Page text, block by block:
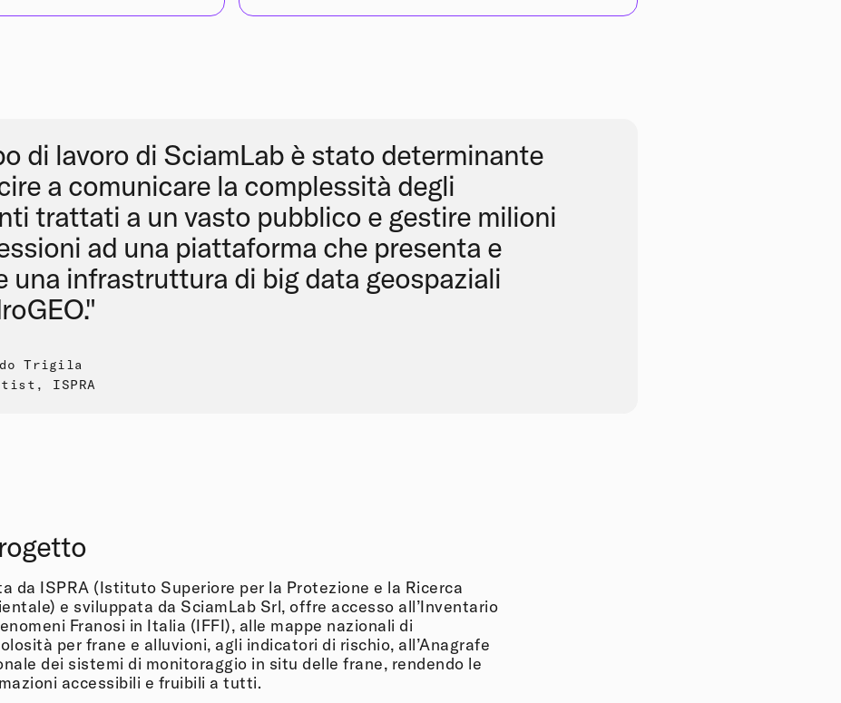
di lavoro di SciamLab è stato determinante
a comunicare la complessità degli
trattati a un vasto pubblico e gestire milioni
ad una piattaforma che presenta e
una infrastruttura di big data geospaziali
Trigila
ISPRA
da ISPRA (Istituto Superiore per la Protezione e la Ricerca
e sviluppata da SciamLab Srl, offre accesso all’Inventario
Franosi in Italia (IFFI), alle mappe nazionali di
per frane e alluvioni, agli indicatori di rischio, all’Anagrafe
dei sistemi di monitoraggio in situ delle frane, rendendo le
accessibili e fruibili a tutti.